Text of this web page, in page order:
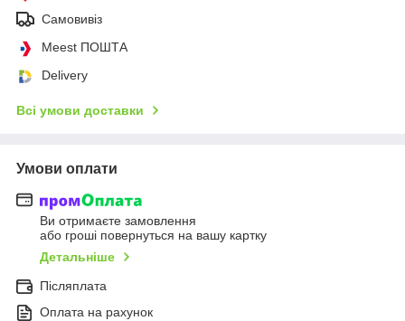
Самовивіз
Meest ПОШТА
Delivery
Всі умови доставки
Умови оплати
Ви отримаєте замовлення
або гроші повернуться на вашу картку
Детальніше
Післяплата
Оплата на рахунок